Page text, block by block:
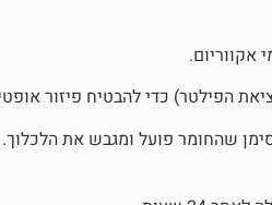
הפילטר) כדי להבטיח פיזור
שהחומר פועל ומגבש את הלכלוך.